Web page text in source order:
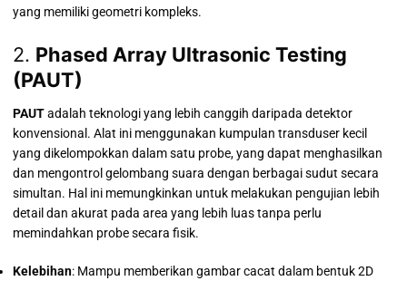
yang memiliki geometri kompleks.
2. Phased Array Ultrasonic Testing
(PAUT)
PAUTadalah teknologi yang lebih canggih daripada detektor
konvensional. Alat ini menggunakan kumpulan transduser kecil
yang dikelompokkan dalam satu probe, yang dapat menghasilkan
dan mengontrol gelombang suara dengan berbagai sudut secara
simultan. Hal ini memungkinkan untuk melakukan pengujian lebih
detail dan akurat pada area yang lebih luas tanpa perlu
memindahkan probe secara fisik.
Kelebihan: Mampu memberikan gambar cacat dalam bentuk 2D